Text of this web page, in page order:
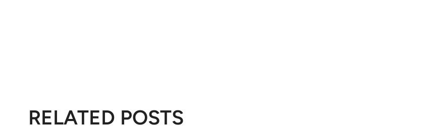
RELATED POSTS